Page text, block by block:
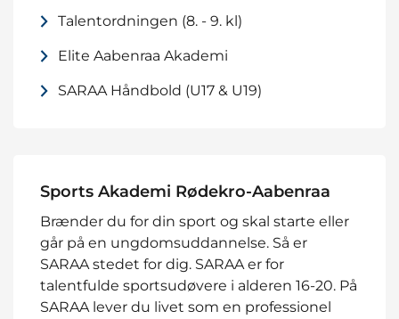
Talentordningen (8. - 9. kl)
Elite Aabenraa Akademi
SARAA Håndbold (U17 & U19)
Sports Akademi Rødekro-Aabenraa
Brænder du for din sport og skal starte eller
går på en ungdomsuddannelse. Så er
SARAA stedet for dig. SARAA er for
talentfulde sportsudøvere i alderen 16-20. På
SARAA lever du livet som en professionel